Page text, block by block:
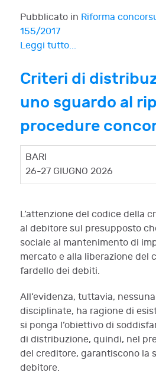
Pubblicato in Riforma
155/2017
Leggi tutto...
Criteri di
uno sguardo al
procedure
BARI
26-27 GIUGNO 2026
L’attenzione del codice della
al debitore sul presupposto
sociale al mantenimento di
mercato e alla liberazione del
fardello dei debiti.
All’evidenza, tuttavia,
disciplinate, ha ragione di
si ponga l’obiettivo di
di distribuzione, quindi, nel
del creditore, garantiscono la
debitore.